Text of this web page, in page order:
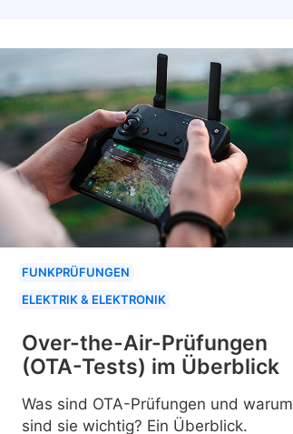
FUNKPRÜFUNGEN
ELEKTRIK & ELEKTRONIK
Over-the-Air-Prüfungen
(OTA-Tests) im Überblick
Was sind OTA-Prüfungen und warum
sind sie wichtig? Ein Überblick.